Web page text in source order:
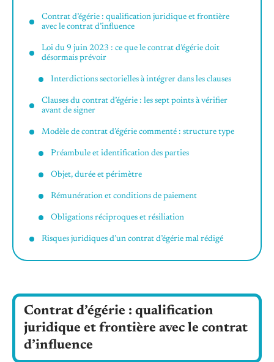
Contrat d’égérie : qualification juridique et frontière
avec le contrat d’influence
Loi du 9 juin 2023 : ce que le contrat d’égérie doit
désormais prévoir
Interdictions sectorielles à intégrer dans les clauses
Clauses du contrat d’égérie : les sept points à vérifier
avant de signer
Modèle de contrat d’égérie commenté : structure type
Préambule et identification des parties
Objet, durée et périmètre
Rémunération et conditions de paiement
Obligations réciproques et résiliation
Risques juridiques d’un contrat d’égérie mal rédigé
Contrat d’égérie : qualification
juridique et frontière avec le contrat
d’influence